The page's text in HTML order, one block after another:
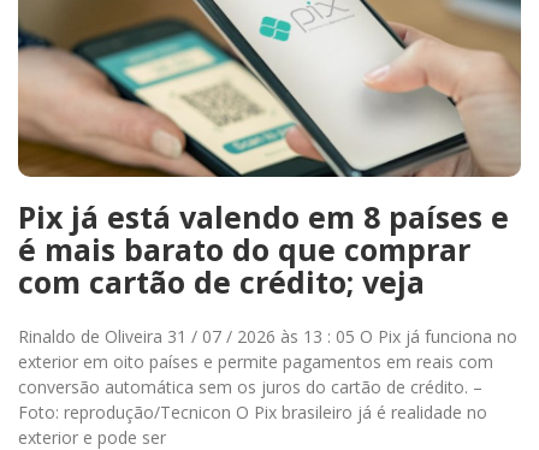
Pix já está valendo em 8 países e
é mais barato do que comprar
com cartão de crédito; veja
Rinaldo de Oliveira 31 / 07 / 2026 às 13 : 05 O Pix já funciona no
exterior em oito países e permite pagamentos em reais com
conversão automática sem os juros do cartão de crédito. –
Foto: reprodução/Tecnicon O Pix brasileiro já é realidade no
exterior e pode ser